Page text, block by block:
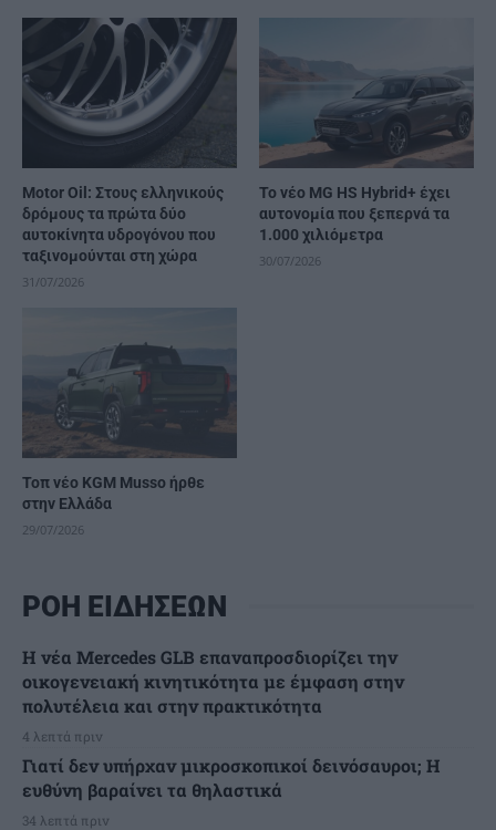
Motor Oil: Στους ελληνικούς
δρόμους τα πρώτα δύο
αυτοκίνητα υδρογόνου που
ταξινομούνται στη χώρα
31/07/2026
Το νέο MG HS Hybrid+ έχει
αυτονομία που ξεπερνά τα
1.000 χιλιόμετρα
30/07/2026
Τοπ νέο KGM Musso ήρθε
στην Ελλάδα
29/07/2026
ΡΟΗ ΕΙΔΗΣΕΩΝ
Η νέα Mercedes GLB επαναπροσδιορίζει την
οικογενειακή κινητικότητα με έμφαση στην
πολυτέλεια και στην πρακτικότητα
4 λεπτά πριν
Γιατί δεν υπήρχαν μικροσκοπικοί δεινόσαυροι; Η
ευθύνη βαραίνει τα θηλαστικά
34 λεπτά πριν